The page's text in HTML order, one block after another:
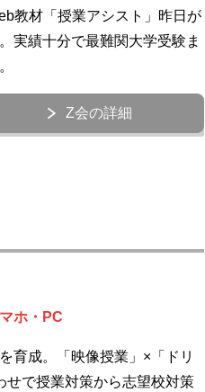
教材「授業アシスト」昨日が
実績十分で最難関大学受験ま
Z会の詳細
ホ・PC
育成。「映像授業」×「ドリ
せで授業対策から志望校対策